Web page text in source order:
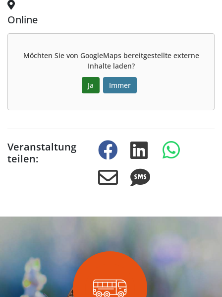
Online
Möchten Sie von GoogleMaps bereitgestellte externe
Inhalte laden?
Ja Immer
Veranstaltung
teilen: